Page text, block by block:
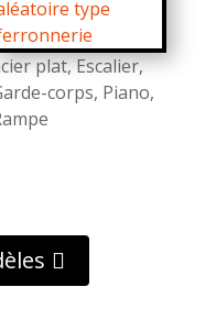
plat,Escalier,
corps, Piano,